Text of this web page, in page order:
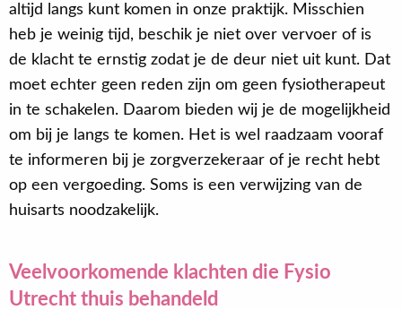
altijd langs kunt komen in onze praktijk. Misschien
heb je weinig tijd, beschik je niet over vervoer of is
de klacht te ernstig zodat je de deur niet uit kunt. Dat
moet echter geen reden zijn om geen fysiotherapeut
in te schakelen. Daarom bieden wij je de mogelijkheid
om bij je langs te komen. Het is wel raadzaam vooraf
te informeren bij je zorgverzekeraar of je recht hebt
op een vergoeding. Soms is een verwijzing van de
huisarts noodzakelijk.
Veelvoorkomende klachten die Fysio
Utrecht thuis behandeld